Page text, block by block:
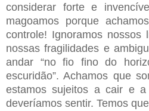
considerar forte e
magoamos porque
controle! Ignoramos nossos
nossas fragilidades e
andar “no fio fino do
escuridão”. Achamos que
estamos sujeitos a cair e
deveríamos sentir. Temos